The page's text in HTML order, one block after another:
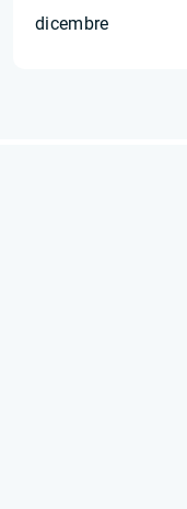
dicembre